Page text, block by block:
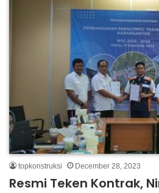
topkonstruksi December 28, 2023
Resmi Teken Kontrak,